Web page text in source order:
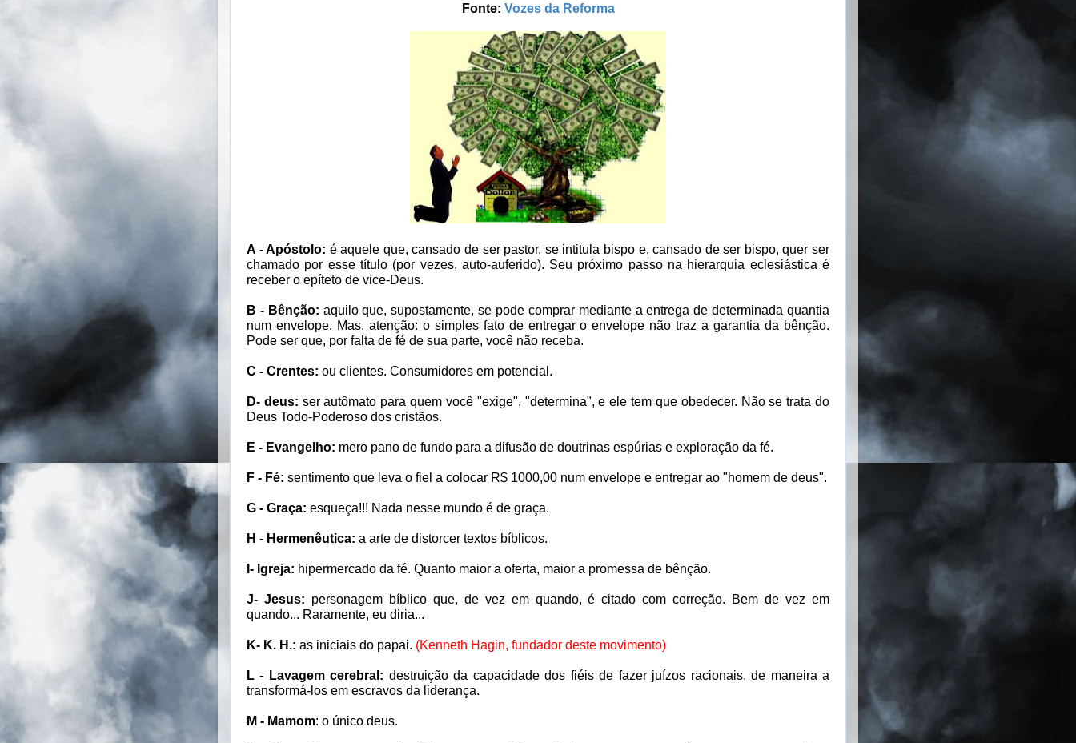
Fonte: Vozes da Reforma
A - Apóstolo: é aquele que, cansado de ser pastor, se intitula bispo e, cansado de ser bispo, quer ser
chamado por esse título (por vezes, auto-auferido). Seu próximo passo na hierarquia eclesiástica é
receber o epíteto de vice-Deus.
B - Bênção: aquilo que, supostamente, se pode comprar mediante a entrega de determinada quantia
num envelope. Mas, atenção: o simples fato de entregar o envelope não traz a garantia da bênção.
Pode ser que, por falta de fé de sua parte, você não receba.
C - Crentes: ou clientes. Consumidores em potencial.
D- deus: ser autômato para quem você "exige", "determina", e ele tem que obedecer. Não se trata do
Deus Todo-Poderoso dos cristãos.
E - Evangelho: mero pano de fundo para a difusão de doutrinas espúrias e exploração da fé.
F - Fé: sentimento que leva o fiel a colocar R$ 1000,00 num envelope e entregar ao "homem de deus".
G - Graça: esqueça!!! Nada nesse mundo é de graça.
H - Hermenêutica: a arte de distorcer textos bíblicos.
I- Igreja: hipermercado da fé. Quanto maior a oferta, maior a promessa de bênção.
J- Jesus: personagem bíblico que, de vez em quando, é citado com correção. Bem de vez em
quando... Raramente, eu diria...
K- K. H.: as iniciais do papai. (Kenneth Hagin, fundador deste movimento)
L - Lavagem cerebral: destruição da capacidade dos fiéis de fazer juízos racionais, de maneira a
transformá-los em escravos da liderança.
M - Mamom: o único deus.